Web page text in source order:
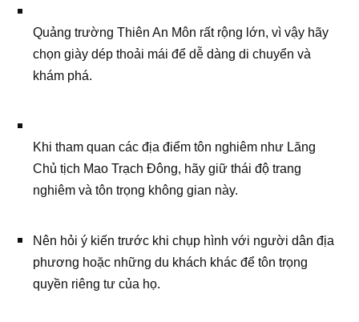
Quảng trường Thiên An Môn rất rộng lớn, vì vậy hãy
chọn giày dép thoải mái để dễ dàng di chuyển và
khám phá.
Khi tham quan các địa điểm tôn nghiêm như Lăng
Chủ tịch Mao Trạch Đông, hãy giữ thái độ trang
nghiêm và tôn trọng không gian này.
Nên hỏi ý kiến trước khi chụp hình với người dân địa
phương hoặc những du khách khác để tôn trọng
quyền riêng tư của họ.